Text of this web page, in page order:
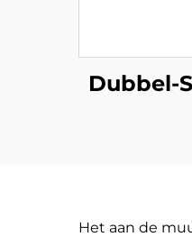
Dubbel-
Het aan de